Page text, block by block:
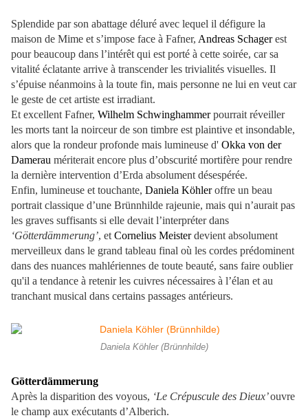
Splendide par son abattage déluré avec lequel il défigure la
maison de Mime et s’impose face à Fafner, Andreas Schagerest
pour beaucoup dans l’intérêt qui est porté à cette soirée, car sa
vitalité éclatante arrive à transcender les trivialités visuelles. Il
s’épuise néanmoins à la toute fin, mais personne ne lui en veut car
le geste de cet artiste est irradiant.
Et excellent Fafner, Wilhelm Schwinghammerpourrait réveiller
les morts tant la noirceur de son timbre est plaintive et insondable,
alors que la rondeur profonde mais lumineuse d' Okka von der
Damerau mériterait encore plus d’obscurité mortifère pour rendre
la dernière intervention d’Erda absolument désespérée.
Enfin, lumineuse et touchante, Daniela Köhleroffre un beau
portrait classique d’une Brünnhilde rajeunie, mais qui n’aurait pas
les graves suffisants si elle devait l’interpréter dans
‘Götterdämmerung’, et Cornelius Meisterdevient absolument
merveilleux dans le grand tableau final où les cordes prédominent
dans des nuances mahlériennes de toute beauté, sans faire oublier
qu'il a tendance à retenir les cuivres nécessaires à l’élan et au
tranchant musical dans certains passages antérieurs.
Daniela Köhler (Brünnhilde)
Götterdämmerung
Après la disparition des voyous, ‘Le Crépuscule des Dieux’ouvre
le champ aux exécutants d’Alberich.